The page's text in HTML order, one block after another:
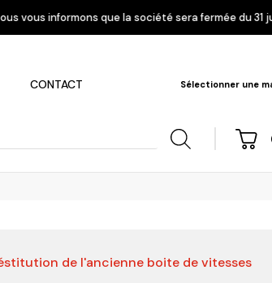
la société sera fermée du 31 juillet mai au 17 août.
CONTACT Sélectionner une
Nissan Opel
de l'ancienne boite de vitesses